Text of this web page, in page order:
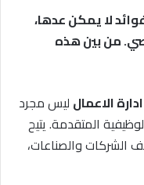
لا يمكن عدها،
من بين هذه
الاعمال ليس مجرد
المتقدمة. يتيح
الشركات والصناعات،